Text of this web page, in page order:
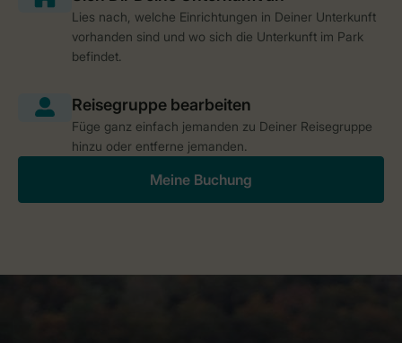
Lies nach, welche Einrichtungen in Deiner Unterkunft
vorhanden sind und wo sich die Unterkunft im Park
befindet.
Füge ganz einfach jemanden zu Deiner Reisegruppe
hinzu oder entferne jemanden.
Meine Buchung